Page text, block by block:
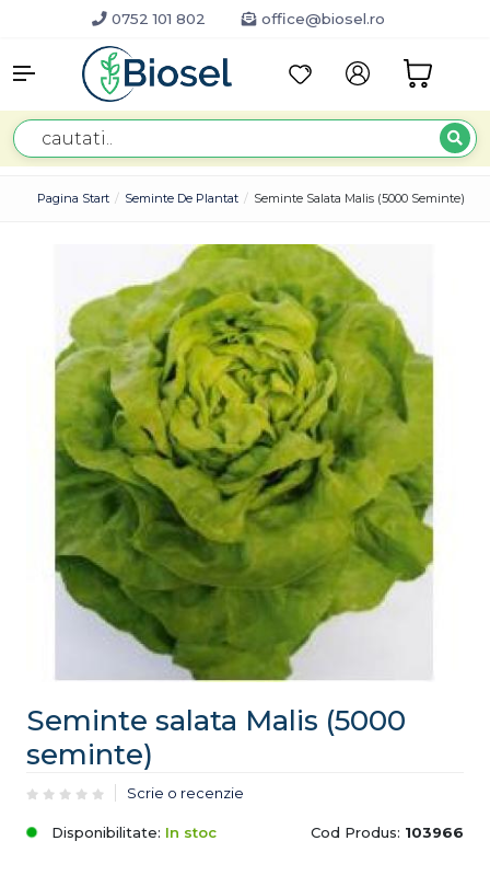
0752 101 802 office@biosel.ro
Pagina Start Seminte De Plantat Seminte Salata Malis (5000 Seminte)
Seminte salata Malis (5000
seminte)
Scrie o recenzie
Disponibilitate: In stoc Cod Produs: 103966